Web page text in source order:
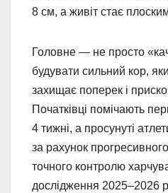
8 см, а живіт стає
Головне — не просто
будувати сильний кор,
захищає поперек і
Початківці помічають
4 тижні, а просунуті
за рахунок
точного контролю
дослідження 2025–2026